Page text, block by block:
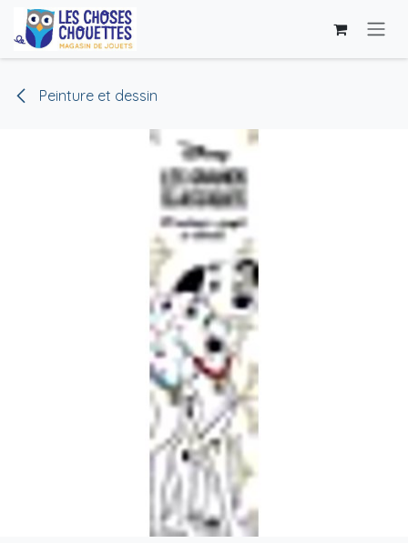
Skip to Content
Peinture et dessin